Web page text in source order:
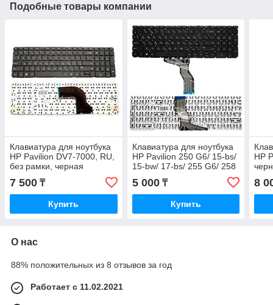
Подобные товары компании
Клавиатура для ноутбука
HP Pavilion DV7-7000, RU,
без рамки, черная
7 500 ₸
Купить
Клавиатура для ноутбука
HP Pavilion 250 G6/ 15-bs/
15-bw/ 17-bs/ 255 G6/ 258
G6 , RU, без рамки
5 000₸
Купить
HP
8
О нас
88% положительных из 8 отзывов за год
Работает с 11.02.2021